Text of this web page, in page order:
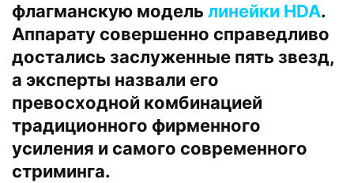
флагманскую модель линейки HDA.
Аппарату совершенно справедливо
достались заслуженные пять звезд,
а эксперты назвали его
превосходной комбинацией
традиционного фирменного
усиления и самого современного
стриминга.